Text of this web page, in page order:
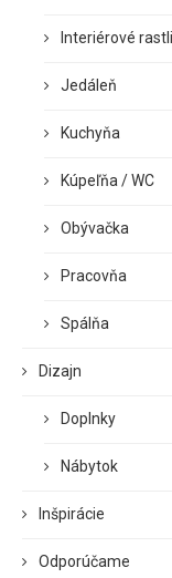
Interiérové
Jedáleň
Kuchyňa
Kúpeľňa / WC
Obývačka
Pracovňa
Spálňa
Dizajn
Doplnky
Nábytok
Inšpirácie
Odporúčame